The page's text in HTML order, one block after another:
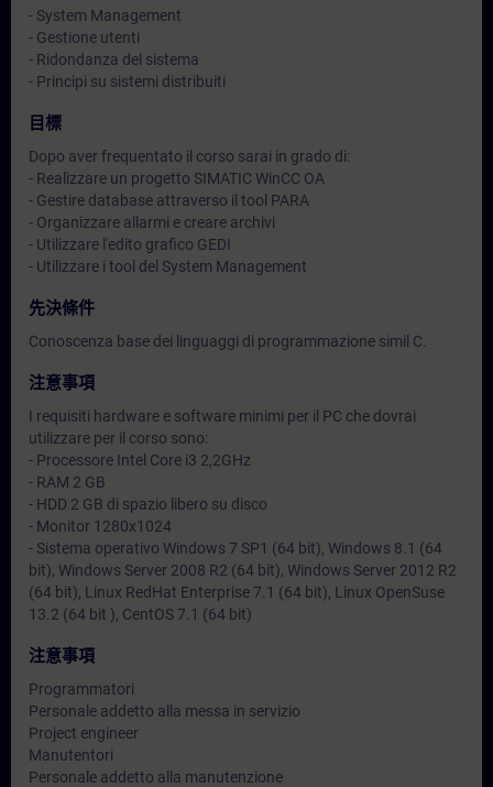
- System Management
- Gestione utenti
- Ridondanza del sistema
- Principi su sistemi distribuiti
目標
Dopo aver frequentato il corso sarai in grado di:
- Realizzare un progetto SIMATIC WinCC OA
- Gestire database attraverso il tool PARA
- Organizzare allarmi e creare archivi
- Utilizzare l'edito grafico GEDI
- Utilizzare i tool del System Management
先決條件
Conoscenza base dei linguaggi di programmazione simil C.
注意事項
I requisiti hardware e software minimi per il PC che dovrai
utilizzare per il corso sono:
- Processore Intel Core i3 2,2GHz
- RAM 2 GB
- HDD 2 GB di spazio libero su disco
- Monitor 1280x1024
- Sistema operativo Windows 7 SP1 (64 bit), Windows 8.1 (64
bit), Windows Server 2008 R2 (64 bit), Windows Server 2012 R2
(64 bit), Linux RedHat Enterprise 7.1 (64 bit), Linux OpenSuse
13.2 (64 bit ), CentOS 7.1 (64 bit)
注意事項
Programmatori
Personale addetto alla messa in servizio
Project engineer
Manutentori
Personale addetto alla manutenzione